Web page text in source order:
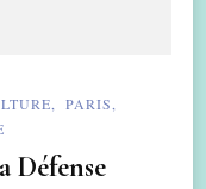
PARIS
Défense